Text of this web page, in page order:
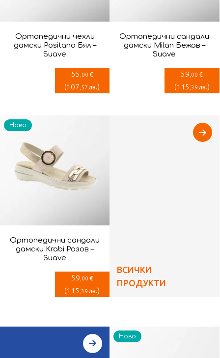
Ортопедични чехли
дамски Positano Бял –
Suave
55 ,00 €
(107 ,57 лв.)
Ортопедични сандали
дамски Milan Бежов –
Suave
59 ,00 €
(115 ,39 лв.)
Ортопедични сандали
дамски Krabi Розов –
Suave
59 ,00 €
(115 ,39 лв.)
Ново
ВСИЧКИ
ПРОДУКТИ
Ново